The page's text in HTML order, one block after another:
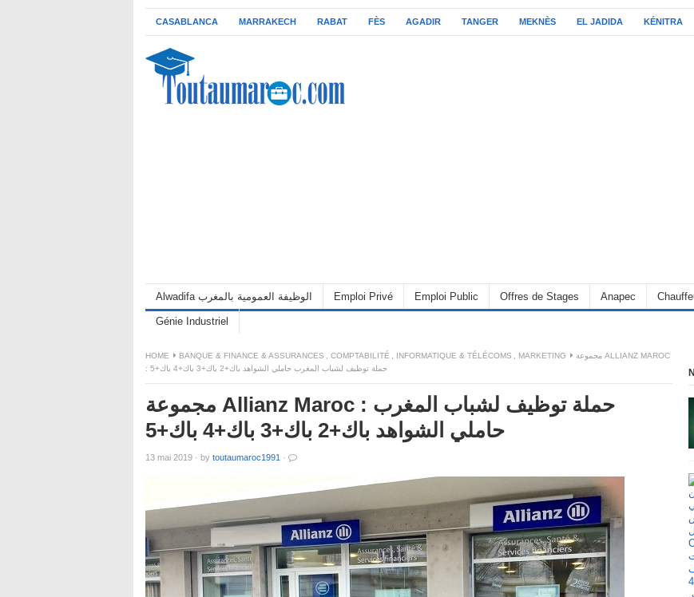
CASABLANCA MARRAKECH RABAT FÈS AGADIR TANGER MEKNÈS EL JADIDA KÉNITRA
Alwadifa الوظيفة العمومية بالمغرب Emploi Privé Emploi Public Offres de Stages Anapec
Génie Industriel
HOME BANQUE & FINANCE & ASSURANCES COMPTABILITÉ INFORMATIQUE & TÉLÉCOMS MARKETING
مجموعة ALLIANZ MAROC
: حملة توظيف لشباب المغرب حاملي الشواهد باك+2 باك+3 باك+4 باك+5
مجموعة Allianz Maroc : حملة توظيف لشباب المغرب
حاملي الشواهد باك+2 باك+3 باك+4 باك+5
13 mai 2019 · by toutaumaroc1991 ·